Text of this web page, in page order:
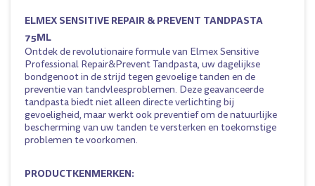
ELMEX SENSITIVE REPAIR & PREVENT TANDPASTA
75ML
Ontdek de revolutionaire formule van Elmex Sensitive
Professional Repair&Prevent Tandpasta, uw dagelijkse
bondgenoot in de strijd tegen gevoelige tanden en de
preventie van tandvleesproblemen. Deze geavanceerde
tandpasta biedt niet alleen directe verlichting bij
gevoeligheid, maar werkt ook preventief om de natuurlijke
bescherming van uw tanden te versterken en toekomstige
problemen te voorkomen.
PRODUCTKENMERKEN: